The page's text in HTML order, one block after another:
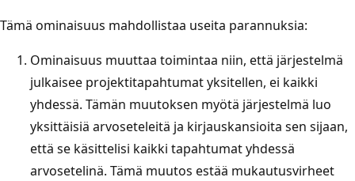
Tämä ominaisuus mahdollistaa useita parannuksia:
Ominaisuus muuttaa toimintaa niin, että järjestelmä
julkaisee projektitapahtumat yksitellen, ei kaikki
yhdessä. Tämän muutoksen myötä järjestelmä luo
yksittäisiä arvoseteleitä ja kirjauskansioita sen sijaan,
että se käsittelisi kaikki tapahtumat yhdessä
arvosetelinä. Tämä muutos estää mukautusvirheet